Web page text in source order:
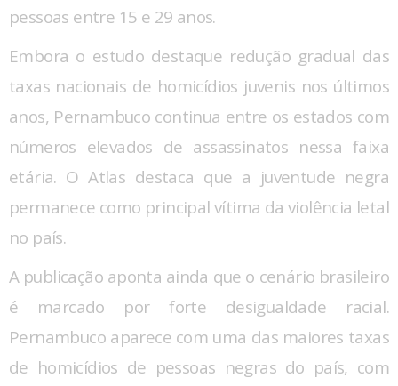
pessoas entre 15 e 29 anos.
Embora o estudo destaque redução gradual das
taxas nacionais de homicídios juvenis nos últimos
anos, Pernambuco continua entre os estados com
números elevados de assassinatos nessa faixa
etária. O Atlas destaca que a juventude negra
permanece como principal vítima da violência letal
no país.
A publicação aponta ainda que o cenário brasileiro
é marcado por forte desigualdade racial.
Pernambuco aparece com uma das maiores taxas
de homicídios de pessoas negras do país, com